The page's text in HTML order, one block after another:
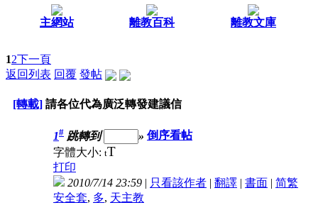
主網站 離教百科 離教文庫
12下一頁
返回列表 回覆 發帖
[轉載] 請各位代為廣泛轉發建議信
1# 跳轉到 » 倒序看帖
字體大小: tT
打印
2010/7/14 23:59 | 只看該作者 | 翻譯 | 書面 | 简繁
安全套, 多, 天主教